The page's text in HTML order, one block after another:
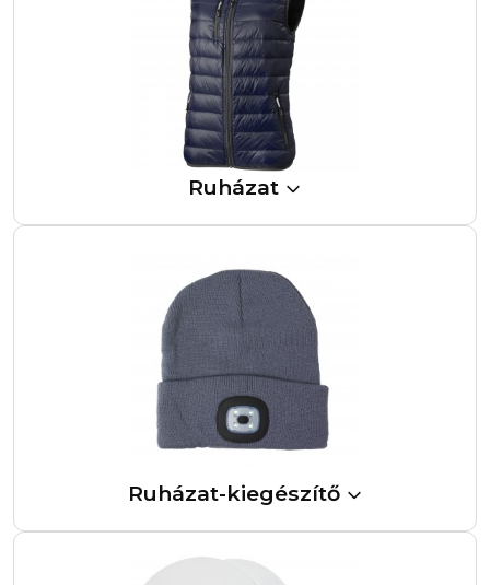
Ruházat
Ruházat-kiegészítő